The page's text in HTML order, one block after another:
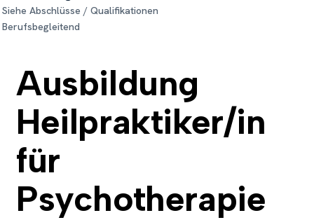
Siehe Abschlüsse / Qualifikationen
Berufsbegleitend
Ausbildung
Heilpraktiker/in
für
Psychotherapie